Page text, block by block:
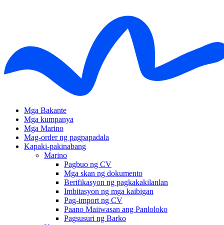
Mga Bakante
Mga kumpanya
Mga Marino
Mag-order ng pagpapadala
Kapaki-pakinabang
Marino
Pagbuo ng CV
Mga skan ng dokumento
Berifikasyon ng pagkakakilanlan
Imbitasyon ng mga kaibigan
Pag-import ng CV
Paano Maiiwasan ang Panloloko
Pagsusuri ng Barko